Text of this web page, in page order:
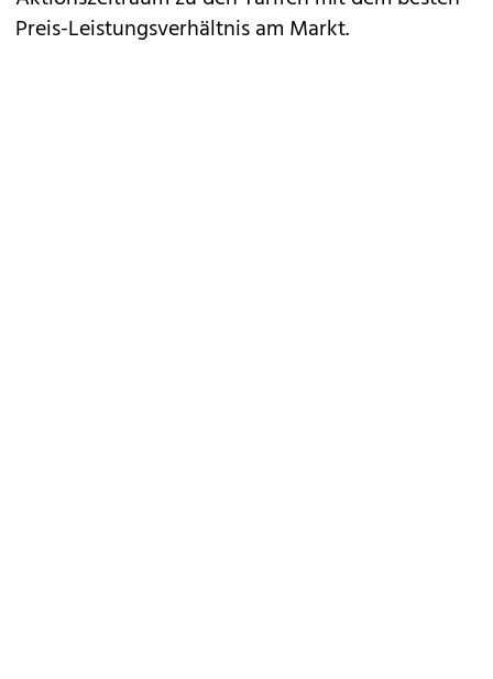
Preis-Leistungsverhältnis am Markt.